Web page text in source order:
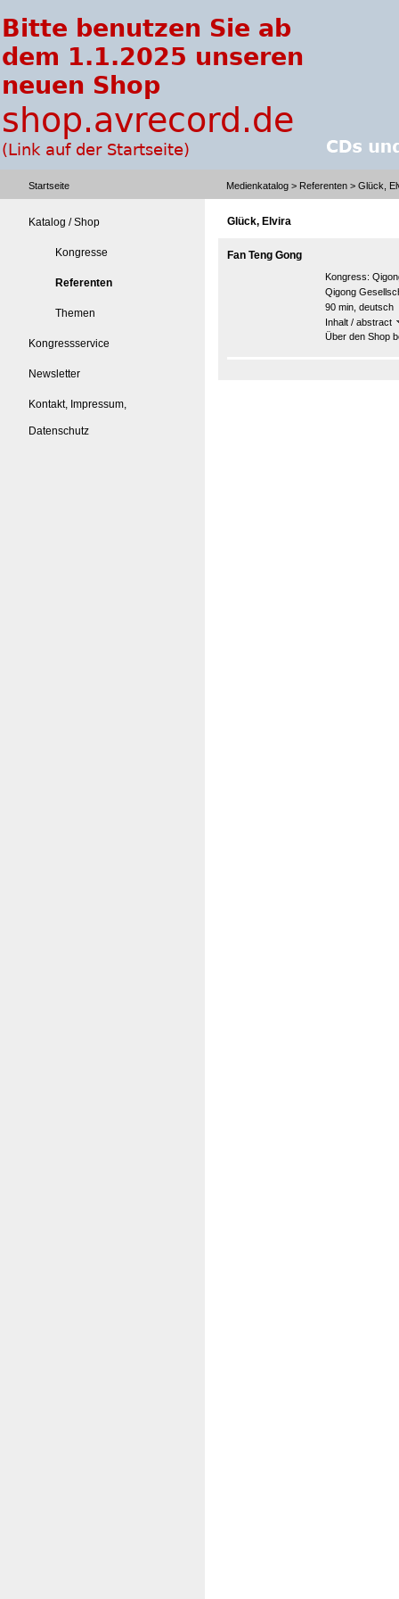
Startseite Medienkatalog > Referenten > Glück,
Katalog / Shop
Kongresse
Referenten
Themen
Kongressservice
Newsletter
Kontakt, Impressum,
Datenschutz
Glück, Elvira
Fan Teng Gong
Kongress:
Qigong
90 min, deutsch
Inhalt / abstract
Über den Shop